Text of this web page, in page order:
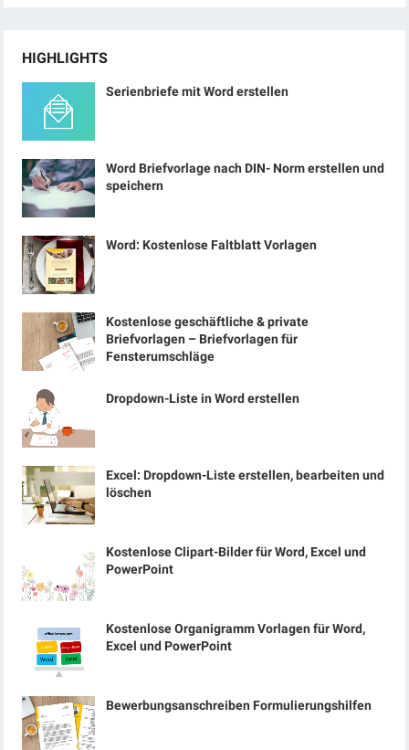
HIGHLIGHTS
Serienbriefe mit Word erstellen
Word Briefvorlage nach DIN- Norm erstellen und
speichern
Word: Kostenlose Faltblatt Vorlagen
Kostenlose geschäftliche & private
Briefvorlagen – Briefvorlagen für
Fensterumschläge
Dropdown-Liste in Word erstellen
Excel: Dropdown-Liste erstellen, bearbeiten und
löschen
Kostenlose Clipart-Bilder für Word, Excel und
PowerPoint
Kostenlose Organigramm Vorlagen für Word,
Excel und PowerPoint
Bewerbungsanschreiben Formulierungshilfen